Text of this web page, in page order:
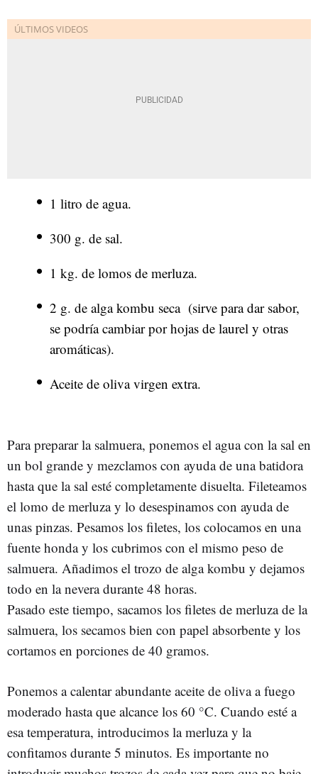
1 litro de agua.
300 g. de sal.
1 kg. de lomos de merluza.
2 g. de alga kombu seca (sirve para dar sabor,
se podría cambiar por hojas de laurel y otras
aromáticas).
Aceite de oliva virgen extra.
Para preparar la salmuera, ponemos el agua con la sal en
un bol grande y mezclamos con ayuda de una batidora
hasta que la sal esté completamente disuelta. Fileteamos
el lomo de merluza y lo desespinamos con ayuda de
unas pinzas. Pesamos los filetes, los colocamos en una
fuente honda y los cubrimos con el mismo peso de
salmuera. Añadimos el trozo de alga kombu y dejamos
todo en la nevera durante 48 horas.
Pasado este tiempo, sacamos los filetes de merluza de la
salmuera, los secamos bien con papel absorbente y los
cortamos en porciones de 40 gramos.
Ponemos a calentar abundante aceite de oliva a fuego
moderado hasta que alcance los 60 °C. Cuando esté a
esa temperatura, introducimos la merluza y la
confitamos durante 5 minutos. Es importante no